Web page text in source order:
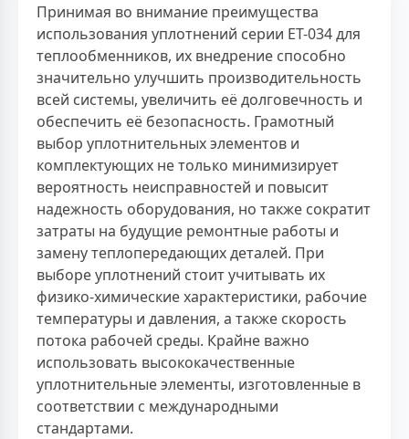
Принимая во внимание преимущества
использования уплотнений серии ЕТ-034 для
теплообменников, их внедрение способно
значительно улучшить производительность
всей системы, увеличить её долговечность и
обеспечить её безопасность. Грамотный
выбор уплотнительных элементов и
комплектующих не только минимизирует
вероятность неисправностей и повысит
надежность оборудования, но также сократит
затраты на будущие ремонтные работы и
замену теплопередающих деталей. При
выборе уплотнений стоит учитывать их
физико-химические характеристики, рабочие
температуры и давления, а также скорость
потока рабочей среды. Крайне важно
использовать высококачественные
уплотнительные элементы, изготовленные в
соответствии с международными
стандартами.